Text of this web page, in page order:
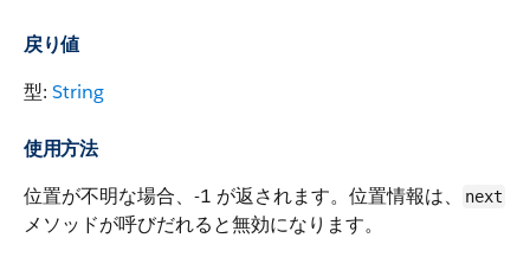
戻り値
型: String
使用方法
位置が不明な場合、-1 が返されます。位置情報は、
next
メソッドが呼びだれると無効になります。